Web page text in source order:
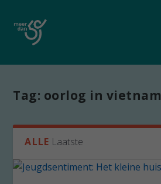
Tag: oorlog in vietnam
ALLE Laatste